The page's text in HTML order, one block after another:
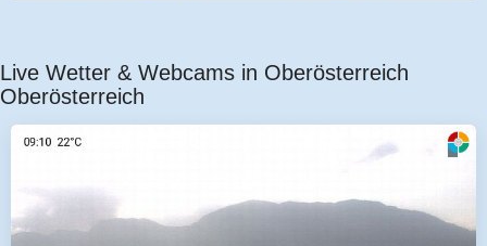
Live Wetter & Webcams in Oberösterreich
Oberösterreich